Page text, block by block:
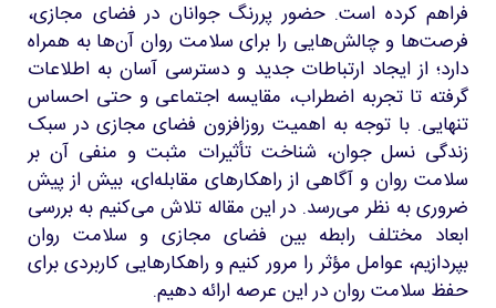
فراهم کرده است. حضور پررنگ جوانان در فضای مجازی،
فرصت‌ها و چالش‌هایی را برای سلامت روان آن‌ها به همراه
دارد؛ از ایجاد ارتباطات جدید و دسترسی آسان به اطلاعات
گرفته تا تجربه اضطراب، مقایسه اجتماعی و حتی احساس
تنهایی. با توجه به اهمیت روزافزون فضای مجازی در سبک
زندگی نسل جوان، شناخت تأثیرات مثبت و منفی آن بر
سلامت روان و آگاهی از راهکارهای مقابله‌ای، بیش از پیش
ضروری به نظر می‌رسد. در این مقاله تلاش می‌کنیم به بررسی
ابعاد مختلف رابطه بین فضای مجازی و سلامت روان
بپردازیم، عوامل مؤثر را مرور کنیم و راهکارهایی کاربردی برای
حفظ سلامت روان در این عرصه ارائه دهیم.